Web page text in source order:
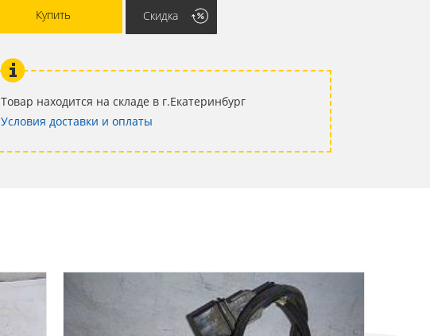
Купить Скидка
Товар находится на складе в г.Екатеринбург
Условия доставки и оплаты